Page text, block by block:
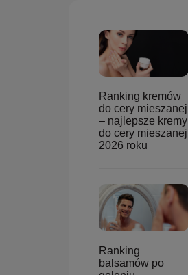
Ranking kremów
do cery mieszanej
– najlepsze kremy
do cery mieszanej
2026 roku
Ranking
balsamów po